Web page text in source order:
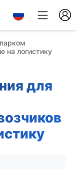
на логистику
для